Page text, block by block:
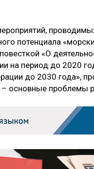
потенциала
«О
на период до 2020
до 2030 года»,
основные проблемы